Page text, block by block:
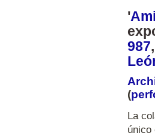
'
987,
(
La
único